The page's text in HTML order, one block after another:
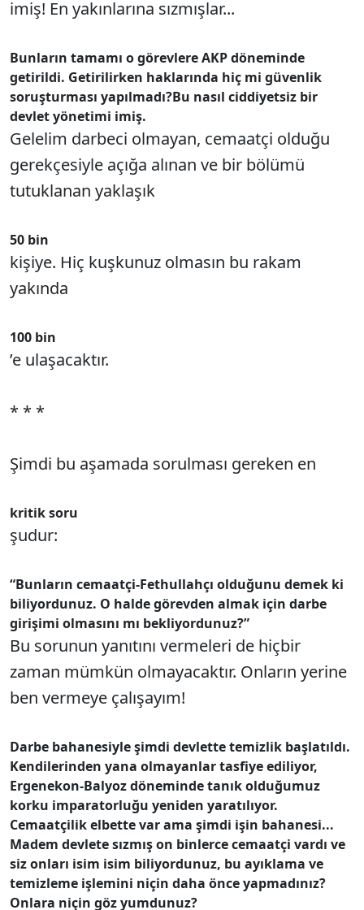
imiş! En yakınlarına sızmışlar...
Bunların tamamı o görevlere AKP döneminde
getirildi. Getirilirken haklarında hiç mi güvenlik
soruşturması yapılmadı?Bu nasıl ciddiyetsiz bir
devlet yönetimi imiş.
Gelelim darbeci olmayan, cemaatçi olduğu
gerekçesiyle açığa alınan ve bir bölümü
tutuklanan yaklaşık
50 bin
kişiye. Hiç kuşkunuz olmasın bu rakam
yakında
100 bin
’e ulaşacaktır.
* * *
Şimdi bu aşamada sorulması gereken en
kritik soru
şudur:
“Bunların cemaatçi-Fethullahçı olduğunu demek ki
biliyordunuz. O halde görevden almak için darbe
girişimi olmasını mı bekliyordunuz?”
Bu sorunun yanıtını vermeleri de hiçbir
zaman mümkün olmayacaktır. Onların yerine
ben vermeye çalışayım!
Darbe bahanesiyle şimdi devlette temizlik başlatıldı.
Kendilerinden yana olmayanlar tasfiye ediliyor,
Ergenekon-Balyoz döneminde tanık olduğumuz
korku imparatorluğu yeniden yaratılıyor.
Cemaatçilik elbette var ama şimdi işin bahanesi...
Madem devlete sızmış on binlerce cemaatçi vardı ve
siz onları isim isim biliyordunuz, bu ayıklama ve
temizleme işlemini niçin daha önce yapmadınız?
Onlara niçin göz yumdunuz?